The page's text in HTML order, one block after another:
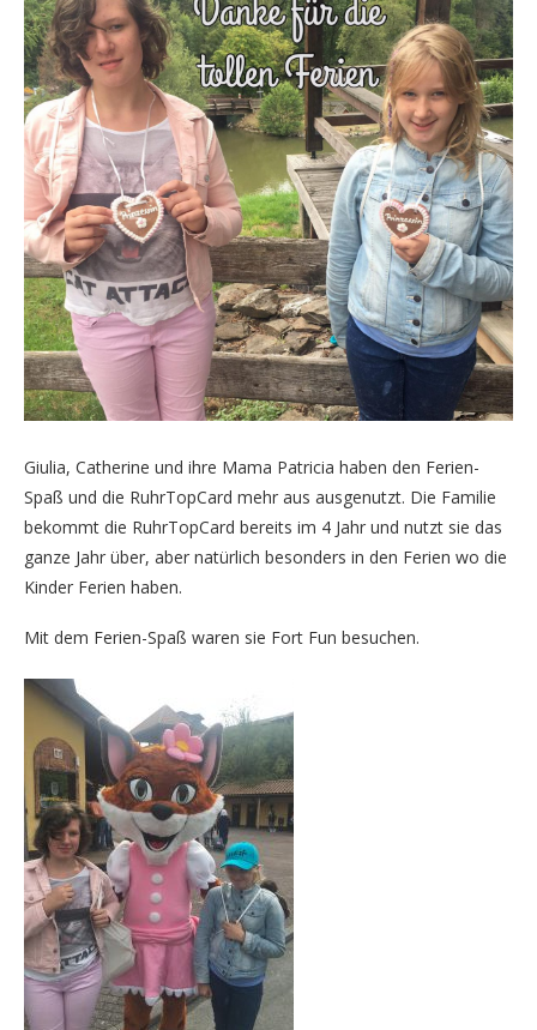
Giulia, Catherine und ihre Mama Patricia haben den Ferien-
Spaß und die RuhrTopCard mehr aus ausgenutzt. Die Familie
bekommt die RuhrTopCard bereits im 4 Jahr und nutzt sie das
ganze Jahr über, aber natürlich besonders in den Ferien wo die
Kinder Ferien haben.
Mit dem Ferien-Spaß waren sie Fort Fun besuchen.